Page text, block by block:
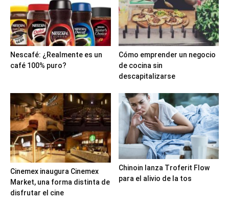
Nescafé: ¿Realmente es un
café 100% puro?
Cómo emprender un negocio
de cocina sin
descapitalizarse
Cinemex inaugura Cinemex
Market, una forma distinta de
disfrutar el cine
Chinoin lanza Troferit Flow
para el alivio de la tos